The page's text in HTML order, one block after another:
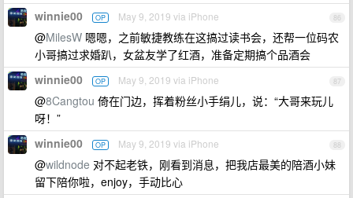
86
winnie00 OP May 9, 2019 via iPhone
@MilesW 嗯嗯，之前敏捷教练在这搞过读书会，还帮一位码农
小哥搞过求婚趴，女盆友学了红酒，准备定期搞个品酒会
87
winnie00 OP May 9, 2019 via iPhone
@8Cangtou 倚在门边，挥着粉丝小手绢儿，说：“大哥来玩儿
呀！”
88
winnie00 OP May 9, 2019 via iPhone
@wildnode 对不起老铁，刚看到消息，把我店最美的陪酒小妹
留下陪你啦，enjoy，手动比心